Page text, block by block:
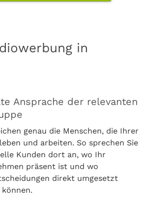
in
Ansprache der relevanten
genau die Menschen, die Ihrer
und arbeiten. So sprechen Sie
Kunden dort an, wo Ihr
präsent ist und wo
direkt umgesetzt